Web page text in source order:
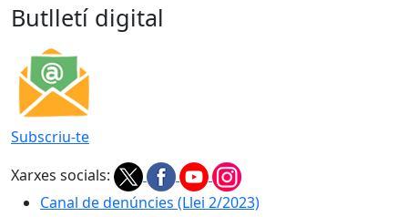
Butlletí digital
Subscriu-te
Xarxes socials:
Canal de denúncies (Llei 2/2023)